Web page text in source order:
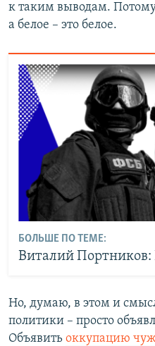
к таким выводам.
а белое – это белое.
БОЛЬШЕ ПО ТЕМЕ:
Виталий Портников:
Но, думаю, в этом и
политики – просто
Объявить оккупацию